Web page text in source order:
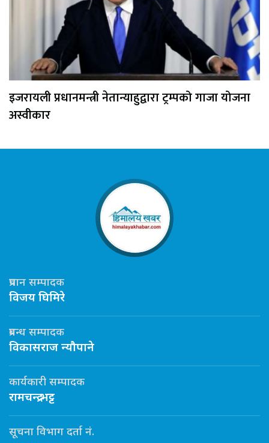
इजरायली प्रधानमन्त्री नेतान्याहुद्वारा ट्रम्पको गाजा योजना
अस्वीकार
प्रधान सम्पादक
विजय घिमिरे
प्रबन्ध सम्पादक
विकासराज न्यौपाने
कार्यकारी सम्पादक
रामचन्द्र भट्ट
सूचना विभाग दर्ता नं.